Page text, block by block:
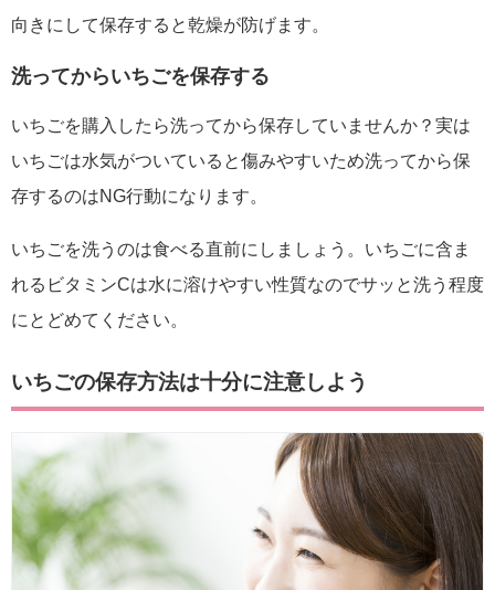
向きにして保存すると乾燥が防げます。
洗ってからいちごを保存する
いちごを購入したら洗ってから保存していませんか？実は
いちごは水気がついていると傷みやすいため洗ってから保
存するのはNG行動になります。
いちごを洗うのは食べる直前にしましょう。いちごに含ま
れるビタミンCは水に溶けやすい性質なのでサッと洗う程度
にとどめてください。
いちごの保存方法は十分に注意しよう